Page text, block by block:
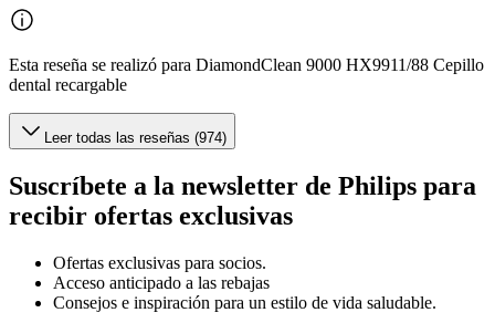
Esta reseña se realizó para DiamondClean 9000 HX9911/88 Cepillo
dental recargable
Leer todas las reseñas (974)
Suscríbete a la newsletter de Philips para
recibir ofertas exclusivas
Ofertas exclusivas para socios.
Acceso anticipado a las rebajas
Consejos e inspiración para un estilo de vida saludable.